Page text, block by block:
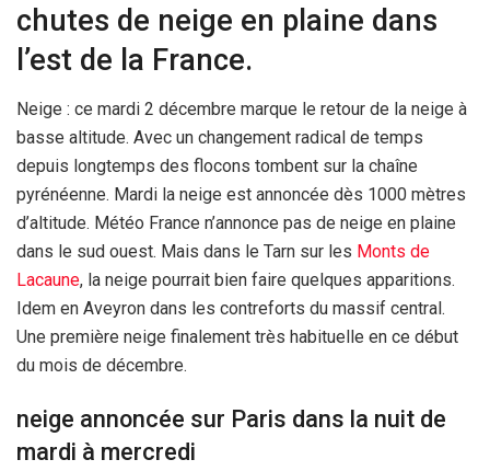
chutes de neige en plaine dans
l’est de la France.
Neige : ce mardi 2 décembre marque le retour de la neige à
basse altitude. Avec un changement radical de temps
depuis longtemps des flocons tombent sur la chaîne
pyrénéenne. Mardi la neige est annoncée dès 1000 mètres
d’altitude. Météo France n’annonce pas de neige en plaine
dans le sud ouest. Mais dans le Tarn sur les Monts de
Lacaune, la neige pourrait bien faire quelques apparitions.
Idem en Aveyron dans les contreforts du massif central.
Une première neige finalement très habituelle en ce début
du mois de décembre.
neige annoncée sur Paris dans la nuit de
mardi à mercredi